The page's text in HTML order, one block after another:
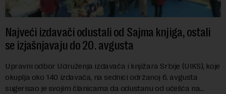
Najveći izdavači odustali od Sajma knjiga, ostali
se izjašnjavaju do 20. avgusta
Upravni odbor Udruženja izdavača i knjižara Srbije (UIKS), koje
okuplja oko 140 izdavača, na sednici održanoj 6. avgusta
sugerisao je svojim članicama da odustanu od učešća na